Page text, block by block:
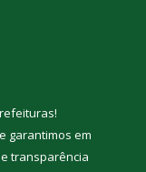
!
garantimos em
transparência